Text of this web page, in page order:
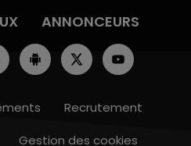
ANNONCEURS
Recrutement
Gestion des cookies